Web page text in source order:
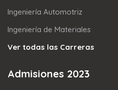
Ingeniería Automotriz
Ingeniería de Materiales
Ver todas las Carreras
Admisiones 2023